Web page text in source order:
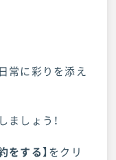
常に彩りを添え
ましょう！
をする】をクリ